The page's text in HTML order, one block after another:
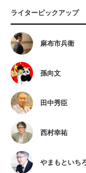
ライターピックアップ
麻布市兵衛
孫向文
田中秀臣
西村幸祐
やまもといち